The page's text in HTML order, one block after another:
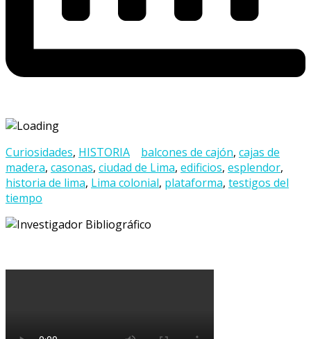
Curiosidades, HISTORIA balcones de cajón, cajas de
madera, casonas, ciudad de Lima, edificios, esplendor,
historia de lima, Lima colonial, plataforma, testigos del
tiempo